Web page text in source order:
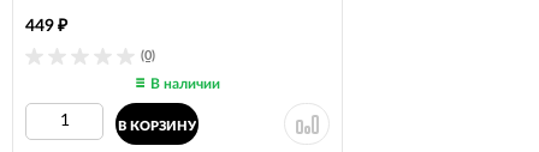
(0)
449 ₽
В наличии
В КОРЗИНУ